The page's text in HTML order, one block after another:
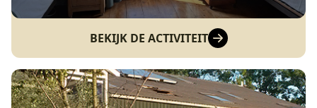
BEKIJK DE ACTIVITEIT